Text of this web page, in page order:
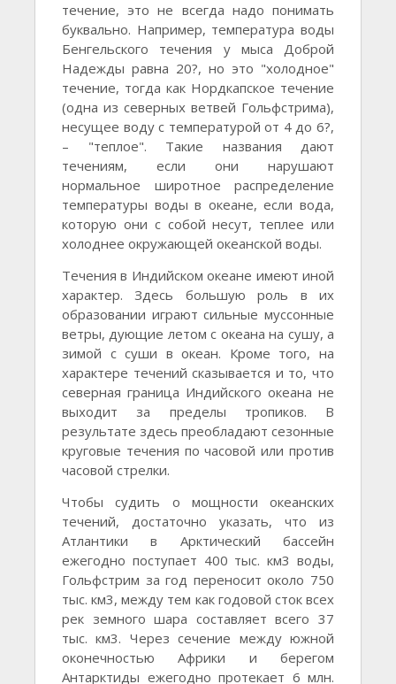
течение, это не всегда надо понимать
буквально. Например, температура воды
Бенгельского течения у мыса Доброй
Надежды равна 20?, но это "холодное"
течение, тогда как Нордкапское течение
(одна из северных ветвей Гольфстрима),
несущее воду с температурой от 4 до 6?,
– "теплое". Такие названия дают
течениям, если они нарушают
нормальное широтное распределение
температуры воды в океане, если вода,
которую они с собой несут, теплее или
холоднее окружающей океанской воды.
Течения в Индийском океане имеют иной
характер. Здесь большую роль в их
образовании играют сильные муссонные
ветры, дующие летом с океана на сушу, а
зимой с суши в океан. Кроме того, на
характере течений сказывается и то, что
северная граница Индийского океана не
выходит за пределы тропиков. В
результате здесь преобладают сезонные
круговые течения по часовой или против
часовой стрелки.
Чтобы судить о мощности океанских
течений, достаточно указать, что из
Атлантики в Арктический бассейн
ежегодно поступает 400 тыс. км3 воды,
Гольфстрим за год переносит около 750
тыс. км3, между тем как годовой сток всех
рек земного шара составляет всего 37
тыс. км3. Через сечение между южной
оконечностью Африки и берегом
Антарктиды ежегодно протекает 6 млн.